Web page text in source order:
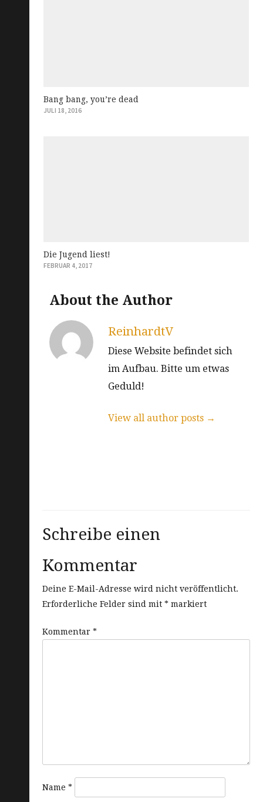
Bang bang, you’re dead
JULI 18, 2016
Die Jugend liest!
FEBRUAR 4, 2017
About the Author
ReinhardtV
Diese Website befindet sich
im Aufbau. Bitte um etwas
Geduld!
View all author posts →
Schreibe einen
Kommentar
Deine E-Mail-Adresse wird nicht veröffentlicht.
Erforderliche Felder sind mit *markiert
Kommentar *
Name *